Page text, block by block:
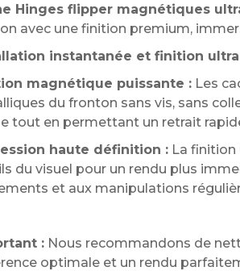
Hinges flipper magnétiques
avec une finition premium,
instantanée et finition
magnétique puissante :Les
du fronton sans vis, sans
tout en permettant un retrait
haute définition :La finition
du visuel pour un rendu plus
et aux manipulations
:Nous recommandons de
optimale et un rendu